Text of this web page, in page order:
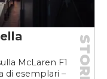
McLaren F1
di esemplari –
STORIE